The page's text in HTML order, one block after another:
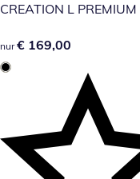
CREATION L PREMIUM
€ 169,00
nur € 169,00